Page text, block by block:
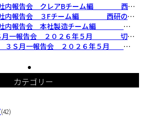
クレアBチーム編 西研の３Ｓ活動（整理・整頓・清掃
３Fチーム編 西研の３Ｓ活動（整理・整頓・清掃）
本社製造チーム編 西研の３Ｓ活動（整理・整頓・清掃
告会 ２０２６年５月 切削工具を考える西研より
報告会 ２０２６年５月 切削工具を考える西研より
カテゴリー
(42)